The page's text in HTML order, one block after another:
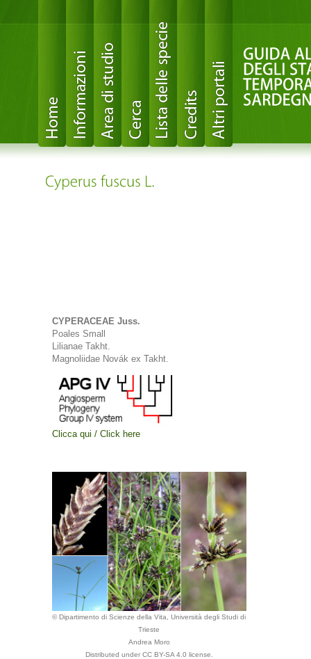
CYPERACEAE Juss.
Poales Small
Lilianae Takht.
Magnoliidae Novák ex Takht.
Clicca qui / Click here
© Dipartimento di Scienze della Vita, Università degli Studi di
Trieste
Andrea Moro
Distributed under CC BY-SA 4.0 license.